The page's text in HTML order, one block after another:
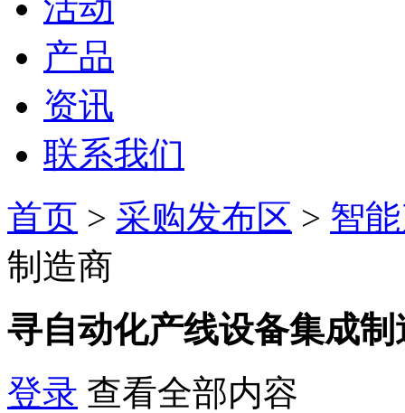
产品
资讯
联系我们
首页 > 采购发布区 > 智
制造商
寻自动化产线设备集成制
登录 查看全部内容